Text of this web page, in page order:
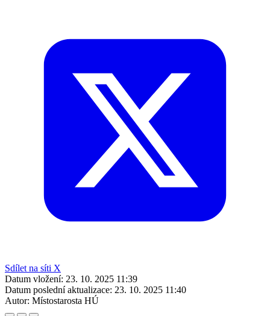
Sdílet na síti X
Datum vložení: 23. 10. 2025 11:39
Datum poslední aktualizace: 23. 10. 2025 11:40
Autor: Místostarosta HÚ